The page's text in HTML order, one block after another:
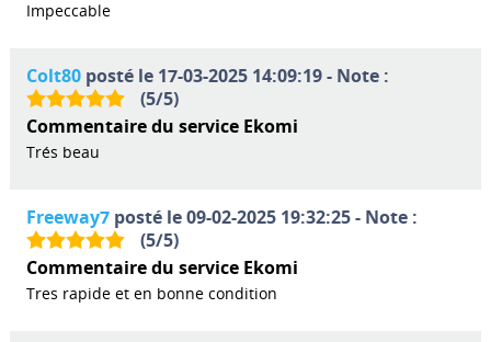
Impeccable
Colt80posté le 17-03-2025 14:09:19 - Note :
(5/5)
Commentaire du service Ekomi
Trés beau
Freeway7posté le 09-02-2025 19:32:25 - Note :
(5/5)
Commentaire du service Ekomi
Tres rapide et en bonne condition